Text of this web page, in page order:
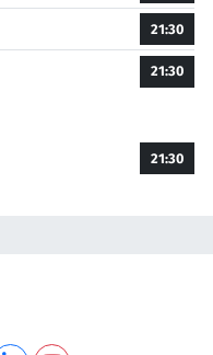
21:30
21:30
21:30